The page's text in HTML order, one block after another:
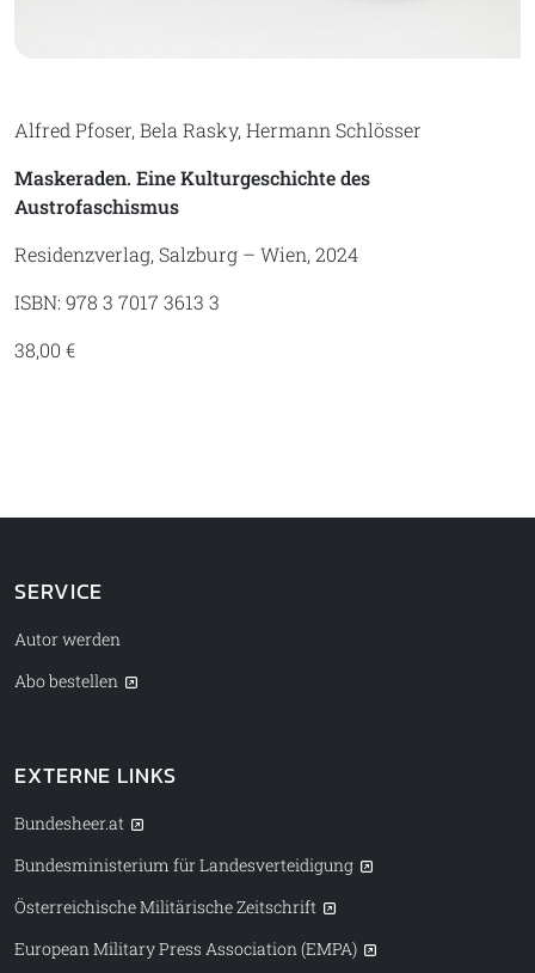
Alfred Pfoser, Bela Rasky, Hermann Schlösser
Maskeraden. Eine Kulturgeschichte des
Austrofaschismus
Residenzverlag, Salzburg – Wien, 2024
ISBN: 978 3 7017 3613 3
38,00 €
SERVICE
Autor werden
Abo bestellen
EXTERNE LINKS
Bundesheer.at
Bundesministerium für Landesverteidigung
Österreichische Militärische Zeitschrift
European Military Press Association (EMPA)